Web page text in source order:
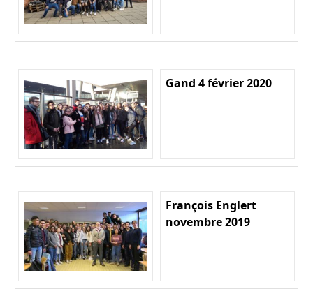
Gand 4 février 2020
François Englert
novembre 2019